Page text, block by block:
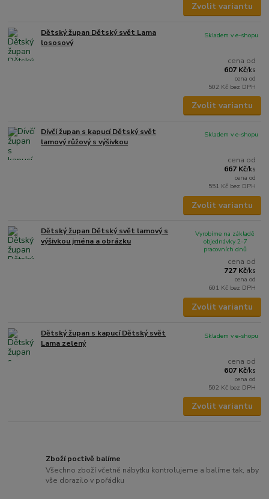
Zvolit variantu
Dětský župan Dětský svět Lama
lososový
cena od
607 Kč/ks
cena od
502 Kč bez DPH
Skladem v e-shopu
Zvolit variantu
Dívčí župan s kapucí Dětský svět
lamový růžový s výšivkou
cena od
667 Kč/ks
cena od
551 Kč bez DPH
Skladem v e-shopu
Zvolit variantu
Dětský župan Dětský svět lamový s
výšivkou jména a obrázku
cena od
727 Kč/ks
cena od
601 Kč bez DPH
Vyrobíme na základě
objednávky 2-7
pracovních dnů
Zvolit variantu
Dětský župan s kapucí Dětský svět
Lama zelený
cena od
607 Kč/ks
cena od
502 Kč bez DPH
Skladem v e-shopu
Zvolit variantu
Zboží poctivě balíme
Všechno zboží včetně nábytku kontrolujeme a balíme tak, aby
vše dorazilo v pořádku